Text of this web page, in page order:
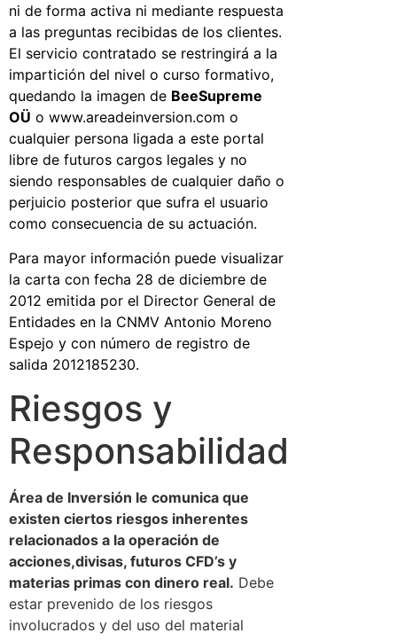
ni de forma activa ni mediante respuesta
a las preguntas recibidas de los clientes.
El servicio contratado se restringirá a la
impartición del nivel o curso formativo,
quedando la imagen de BeeSupreme
OÜ o www.areadeinversion.com o
cualquier persona ligada a este portal
libre de futuros cargos legales y no
siendo responsables de cualquier daño o
perjuicio posterior que sufra el usuario
como consecuencia de su actuación.
Para mayor información puede visualizar
la carta con fecha 28 de diciembre de
2012 emitida por el Director General de
Entidades en la CNMV Antonio Moreno
Espejo y con número de registro de
salida 2012185230.
Riesgos y
Responsabilidad
Área de Inversión le comunica que
existen ciertos riesgos inherentes
relacionados a la operación de
acciones,divisas, futuros CFD’s y
materias primas con dinero real. Debe
estar prevenido de los riesgos
involucrados y del uso del material